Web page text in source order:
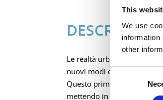
This
We use
other
Consent
Selection
DESCRIZIONE
Le realtà urbane del futuro
nuovi modi di abitare i
Questo primo quaderno
mettendo in luce i temi